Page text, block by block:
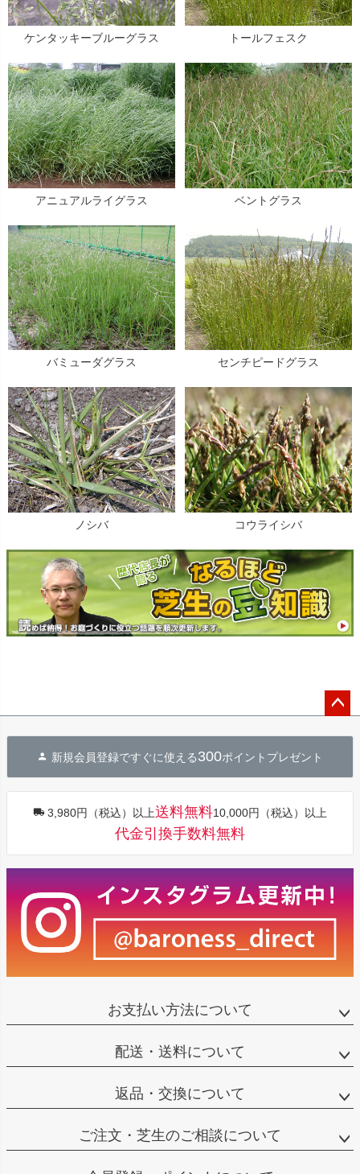
ケンタッキーブルーグラス トールフェスク
アニュアルライグラス ベントグラス
バミューダグラス センチピードグラス
ノシバ コウライシバ
へ
新規会員登録ですぐに使える300ポイントプレゼント
3,980円（税込）以上送料無料10,000円（税込）以上
代金引換手数料無料
お支払い方法について
配送・送料について
返品・交換について
ご注文・芝生のご相談について